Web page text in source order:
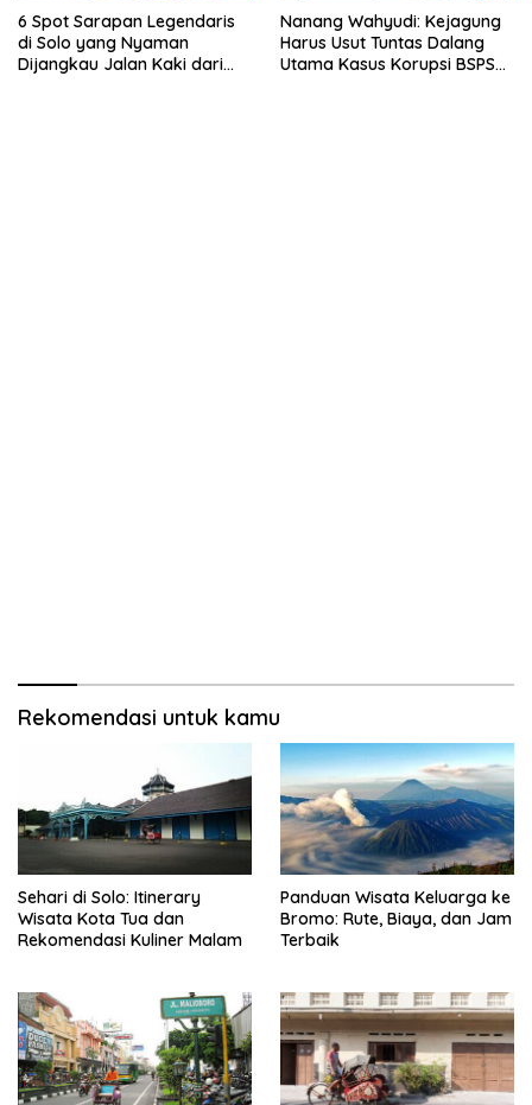
6 Spot Sarapan Legendaris
di Solo yang Nyaman
Dijangkau Jalan Kaki dari
Nanang Wahyudi: Kejagung
Harus Usut Tuntas Dalang
Utama Kasus Korupsi BSPS
Rekomendasi untuk kamu
Sehari di Solo: Itinerary
Wisata Kota Tua dan
Rekomendasi Kuliner Malam
Panduan Wisata Keluarga ke
Bromo: Rute, Biaya, dan Jam
Terbaik